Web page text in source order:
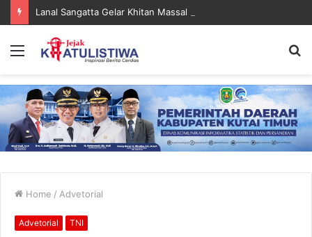
Menu
Home / Advetorial
Advetorial TNI